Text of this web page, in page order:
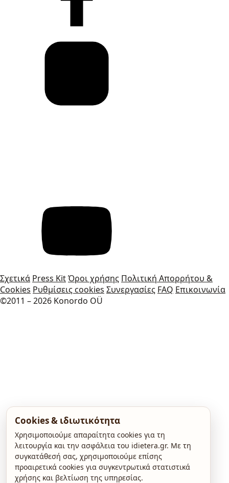
Σχετικά Press KitΌροι χρήσης Πολιτική Απορρήτου &
Cookies Ρυθμίσεις cookies Συνεργασίες FAQ Επικοινωνία
©2011 – 2026 Konordo OÜ
Cookies & ιδιωτικότητα
Χρησιμοποιούμε απαραίτητα cookies για τη
λειτουργία και την ασφάλεια του idietera.gr. Με τη
συγκατάθεσή σας, χρησιμοποιούμε επίσης
προαιρετικά cookies για συγκεντρωτικά στατιστικά
χρήσης και βελτίωση της υπηρεσίας.